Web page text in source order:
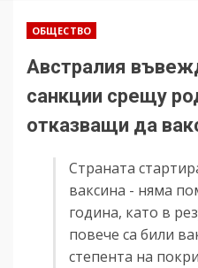
ОБЩЕСТВО
Австралия
санкции срещу
отказващи да
Страната
ваксина - няма
година, като в
повече са били
степента на